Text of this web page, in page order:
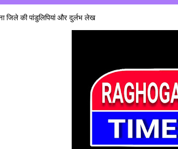
जिले की पांडुलिपियां और दुर्लभ लेख